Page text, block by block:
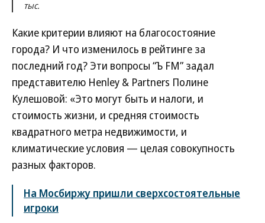
тыс.
Какие критерии влияют на благосостояние
города? И что изменилось в рейтинге за
последний год? Эти вопросы “Ъ FM” задал
представителю Henley & Partners Полине
Кулешовой: «Это могут быть и налоги, и
стоимость жизни, и средняя стоимость
квадратного метра недвижимости, и
климатические условия — целая совокупность
разных факторов.
На Мосбиржу пришли сверхсостоятельные
игроки